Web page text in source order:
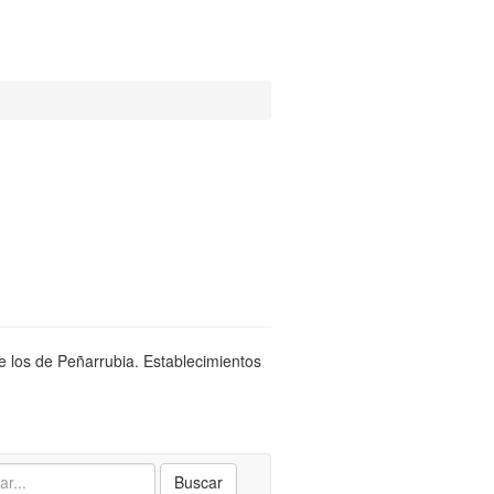
los de Peñarrubia. Establecimientos
Buscar